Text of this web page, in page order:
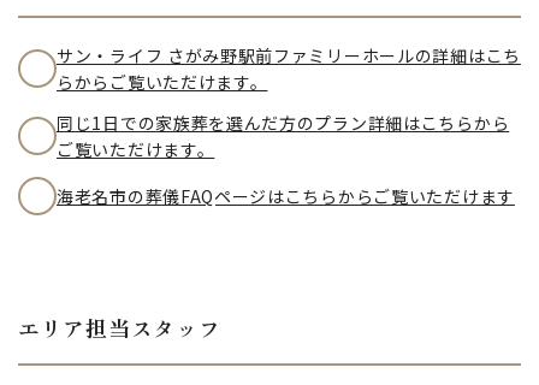
サン・ライフ さがみ野駅前ファミリーホールの詳細はこち
らからご覧いただけます。
同じ1日での家族葬を選んだ方のプラン詳細はこちらから
ご覧いただけます。
海老名市の葬儀FAQページはこちらからご覧いただけます
エリア担当スタッフ